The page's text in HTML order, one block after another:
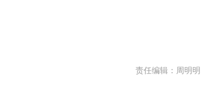
责任编辑：周明明